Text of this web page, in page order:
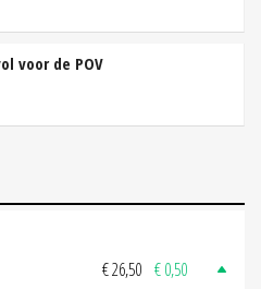
voor de POV
€ 26,50 € 0,50